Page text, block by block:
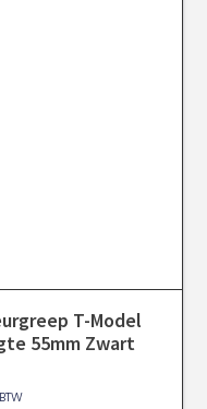
T-Model
55mm Zwart